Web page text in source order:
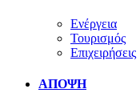
Ενέργεια
Τουρισμός
Επιχειρήσεις
ΑΠΟΨΗ